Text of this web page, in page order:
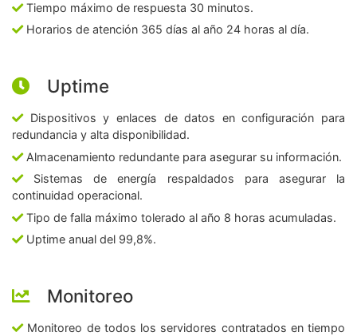
Tiempo máximo de respuesta 30 minutos.
Horarios de atención 365 días al año 24 horas al día.
Uptime
Dispositivos y enlaces de datos en configuración para
redundancia y alta disponibilidad.
Almacenamiento redundante para asegurar su información.
Sistemas de energía respaldados para asegurar la
continuidad operacional.
Tipo de falla máximo tolerado al año 8 horas acumuladas.
Uptime anual del 99,8%.
Monitoreo
Monitoreo de todos los servidores contratados en tiempo